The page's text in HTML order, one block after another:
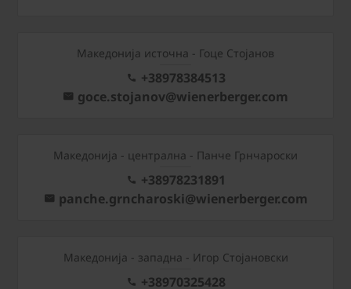
Македонија источна - Гоце Стојанов
+38978384513
goce.stojanov@wienerberger.com
Mакедонија - централна - Панче Грнчароски
+38978231891
panche.grncharoski@wienerberger.com
Mакедонија - западна - Игор Стојановски
+38970325428